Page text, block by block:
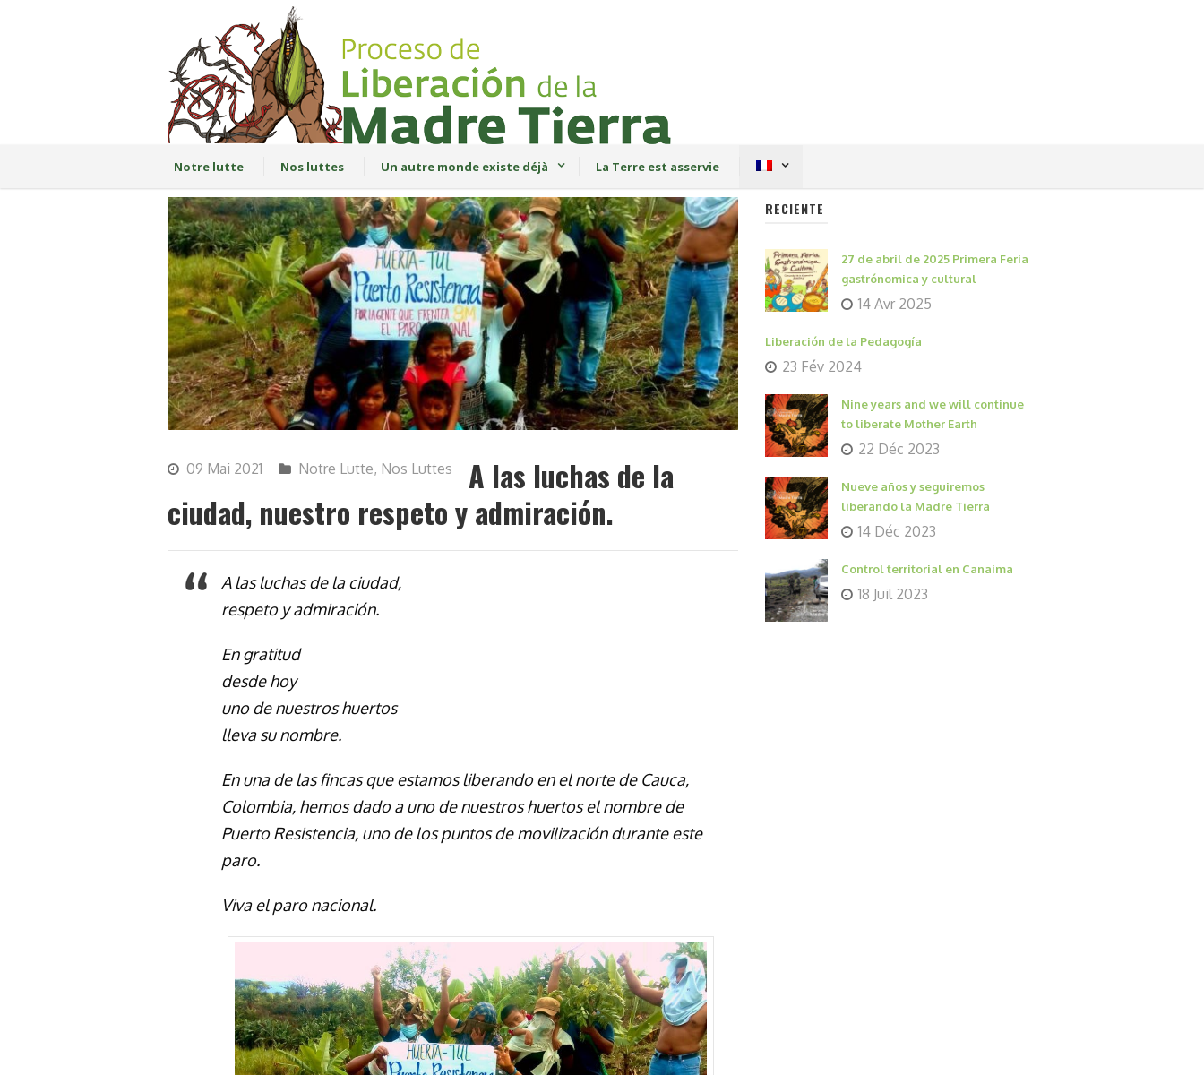
Notre lutte Nos luttes Un autre monde existe déjà La Terre est asservie
09 Mai 2021 Notre Lutte, Nos Luttes
A las luchas de la
ciudad, nuestro respeto y admiración.
A las luchas de la ciudad,
respeto y admiración.
En gratitud
desde hoy
uno de nuestros huertos
lleva su nombre.
En una de las fincas que estamos liberando en el norte de Cauca,
Colombia, hemos dado a uno de nuestros huertos el nombre de
Puerto Resistencia, uno de los puntos de movilización durante este
paro.
Viva el paro nacional.
RECIENTE
27 de abril de 2025 Primera Feria
gastrónomica y cultural
14 Avr 2025
Liberación de la Pedagogía
23 Fév 2024
Nine years and we will continue
to liberate Mother Earth
22 Déc 2023
Nueve años y seguiremos
liberando la Madre Tierra
14 Déc 2023
Control territorial en Canaima
18 Juil 2023